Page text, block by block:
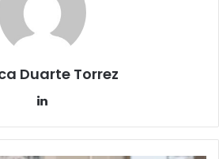
Duarte Torrez